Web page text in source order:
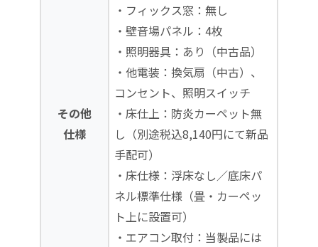
その他
仕様
・フィックス窓：無し
・壁音場パネル：4枚
・照明器具：あり（中古品）
・他電装：換気扇（中古）、
コンセント、照明スイッチ
・床仕上：防炎カーペット無
し（別途税込8,140円にて新品
手配可）
・床仕様：浮床なし／底床パ
ネル標準仕様（畳・カーペッ
ト上に設置可）
・エアコン取付：当製品には